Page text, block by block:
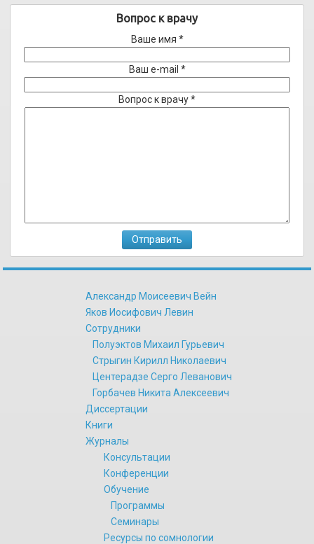
Вопрос к врачу
Ваше имя *
Ваш e-mail *
Вопрос к врачу *
Александр Моисеевич Вейн
Яков Иосифович Левин
Сотрудники
Полуэктов Михаил Гурьевич
Стрыгин Кирилл Николаевич
Центерадзе Серго Леванович
Горбачев Никита Алексеевич
Диссертации
Книги
Журналы
Консультации
Конференции
Обучение
Программы
Семинары
Ресурсы по сомнологии